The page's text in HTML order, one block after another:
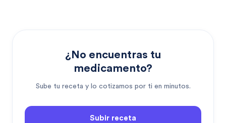
¿No encuentras tu
medicamento?
Sube tu receta y lo cotizamos por ti en minutos.
Subir receta